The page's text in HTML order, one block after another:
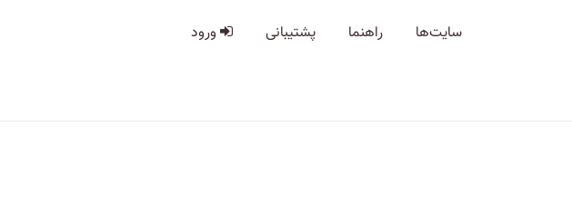
سایت‌ها راهنما پشتیبانی ورود